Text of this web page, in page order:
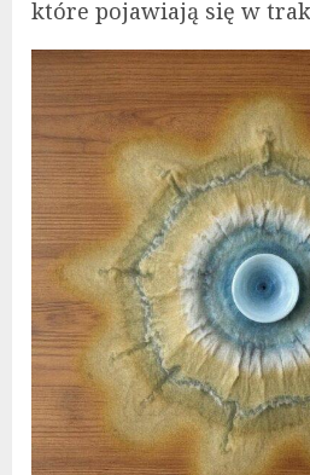
które pojawiają się w